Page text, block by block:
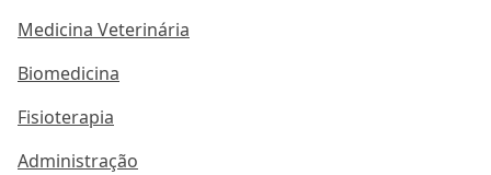
Medicina Veterinária
Biomedicina
Fisioterapia
Administração